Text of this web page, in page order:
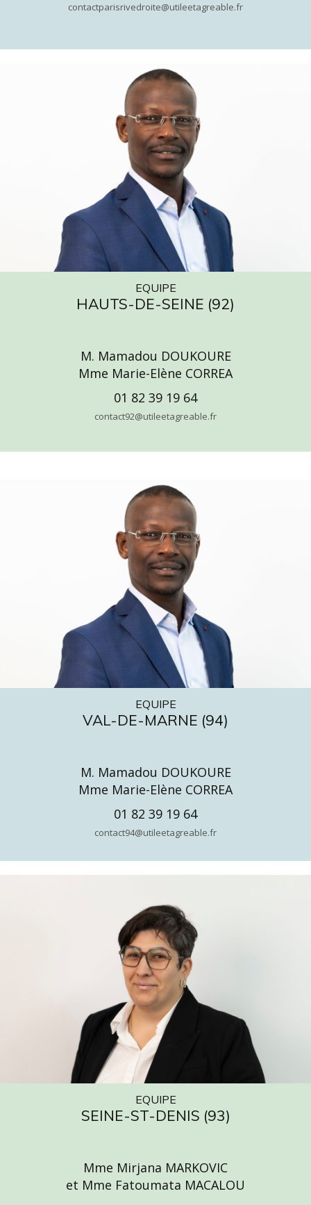
contactparisrivedroite@utileetagreable.fr
EQUIPE
HAUTS-DE-SEINE (92)
M. Mamadou DOUKOURE
Mme Marie-Elène CORREA
01 82 39 19 64
contact92@utileetagreable.fr
EQUIPE
VAL-DE-MARNE (94)
M. Mamadou DOUKOURE
Mme Marie-Elène CORREA
01 82 39 19 64
contact94@utileetagreable.fr
EQUIPE
SEINE-ST-DENIS (93)
Mme Mirjana MARKOVIC
et Mme Fatoumata MACALOU